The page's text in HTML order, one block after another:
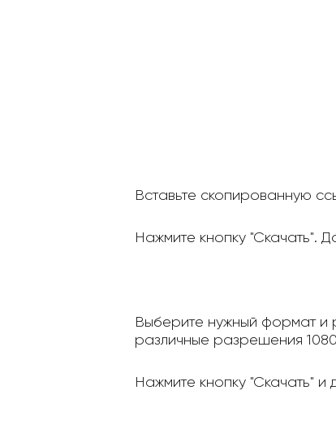
Вставьте скопированную
Нажмите кнопку "Скачать".
Выберите нужный формат и
различные разрешения
Нажмите кнопку "Скачать" и